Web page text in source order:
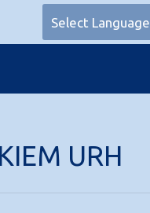
Select Language
URH